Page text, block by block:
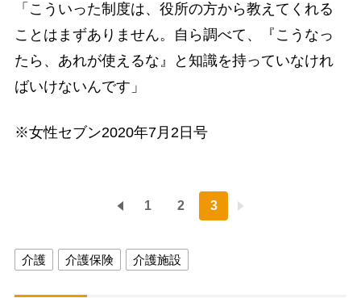
「こういった制度は、役所の方から教えてくれる
ことはまずありません。自ら調べて、『こうなっ
たら、あれが使えるな』と知識を持っていなけれ
ばいけないんです」
※女性セブン2020年7月2日号
1 2 3
介護 介護保険 介護施設